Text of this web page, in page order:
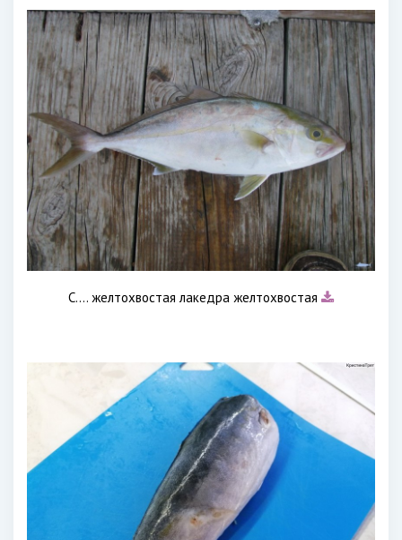
С.... желтохвостая лакедра желтохвостая